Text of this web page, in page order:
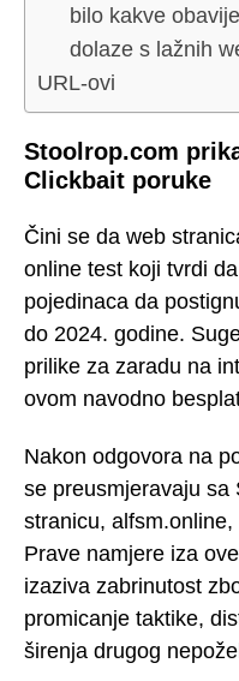
bilo kakve
dolaze s lažnih
URL-ovi
Stoolrop.com
Clickbait poruke
Čini se da web
online test koji tvrdi
pojedinaca da
do 2024. godine.
prilike za zaradu na
ovom navodno
Nakon odgovora na
se preusmjeravaju sa
stranicu,
Prave namjere iza
izaziva zabrinutost
promicanje taktike,
širenja drugog